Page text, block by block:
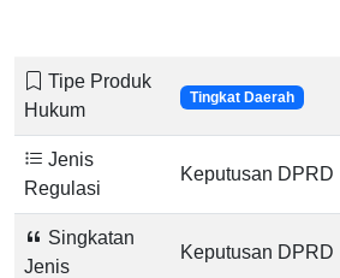
Tipe Produk
Hukum
Tingkat Daerah
Jenis
Regulasi
Keputusan DPRD
Singkatan
Jenis
Keputusan DPRD